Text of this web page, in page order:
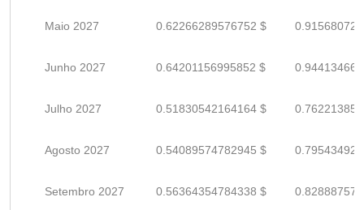
Maio 2027 0.62266289576752 $
Junho 2027 0.64201156995852 $
Julho 2027 0.51830542164164 $
Agosto 2027 0.54089574782945 $
Setembro 2027 0.56364354784338 $